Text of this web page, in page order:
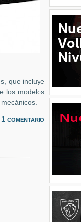
que incluye
los modelos
1 comentario